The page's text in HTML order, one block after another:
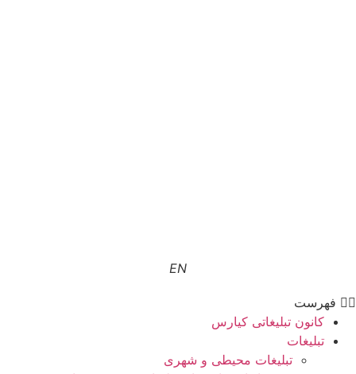
EN
فهرست
کانون تبلیغاتی کیارس
تبلیغات
تبلیغات محیطی و شهری